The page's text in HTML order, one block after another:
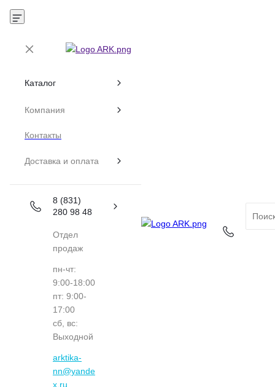
Каталог
Компания
Контакты
Доставка и оплата
8 (831)
280 98 48
Отдел
продаж
пн-чт:
9:00-18:00
пт: 9:00-
17:00
сб, вс:
Выходной
arktika-
nn@yande
x.ru